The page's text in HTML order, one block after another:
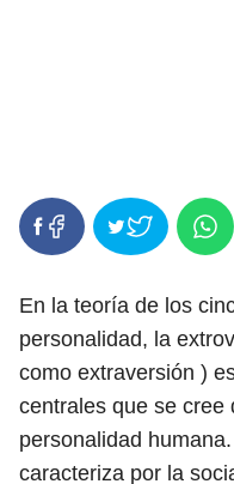
En la teoría de los
personalidad, la
como extraversión )
centrales que se cree
personalidad
caracteriza por la